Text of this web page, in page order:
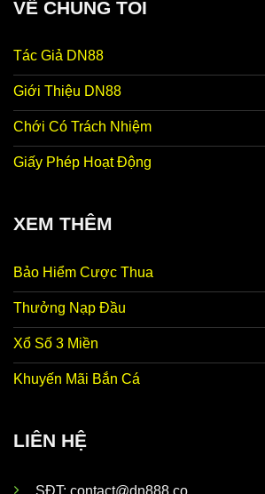
VỀ CHÚNG TÔI
Tác Giả DN88
Giới Thiệu DN88
Chới Có Trách Nhiệm
Giấy Phép Hoạt Động
XEM THÊM
Bảo Hiểm Cược Thua
Thưởng Nạp Đầu
Xổ Số 3 Miền
Khuyến Mãi Bắn Cá
LIÊN HỆ
SĐT: contact@dn888.co